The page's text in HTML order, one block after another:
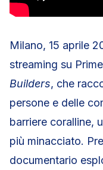
Milano, 15 aprile
streaming su
Builders, che
persone e delle
barriere coralline,
più minacciato.
documentario